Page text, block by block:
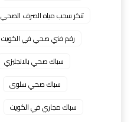
تنكر سحب مياه الصرف الصحي
رقم فني صحي في الكويت
سباك صحي بالانجليزي
سباك صحي سلوى
سباك مجاري في الكويت